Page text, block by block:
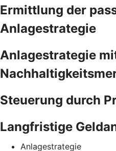
Ermittlung der
Anlagestrategie
Anlagestrategie
Steuerung durch
Langfristige
Anlagestrategie